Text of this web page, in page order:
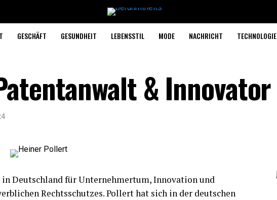
GESCHÄFT GESUNDHEIT LEBENSSTIL MODE NACHRICHT TECHNOLOGIE
& Innovator
Deutschland für Unternehmertum, Innovation und
Rechtsschutzes. Pollert hat sich in der deutschen